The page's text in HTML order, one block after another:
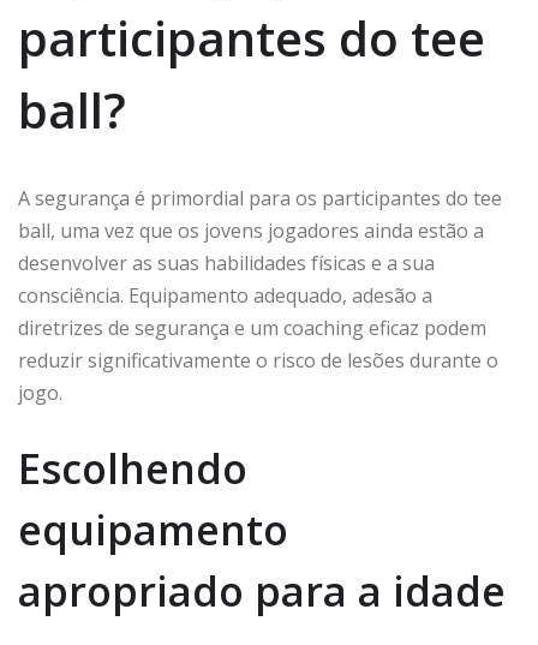
participantes do tee
ball?
A segurança é primordial para os participantes do tee
ball, uma vez que os jovens jogadores ainda estão a
desenvolver as suas habilidades físicas e a sua
consciência. Equipamento adequado, adesão a
diretrizes de segurança e um coaching eficaz podem
reduzir significativamente o risco de lesões durante o
jogo.
Escolhendo
equipamento
apropriado para a idade